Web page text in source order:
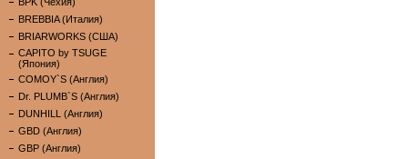
BREBBIA (Италия)
BRIARWORKS (США)
CAPITO by TSUGE
(Япония)
COMOY`S (Англия)
Dr. PLUMB`S (Англия)
DUNHILL (Англия)
GBD (Англия)
GBP (Англия)